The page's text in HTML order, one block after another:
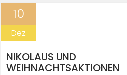
10
Dez
NIKOLAUS UND
WEIHNACHTSAKTIONEN